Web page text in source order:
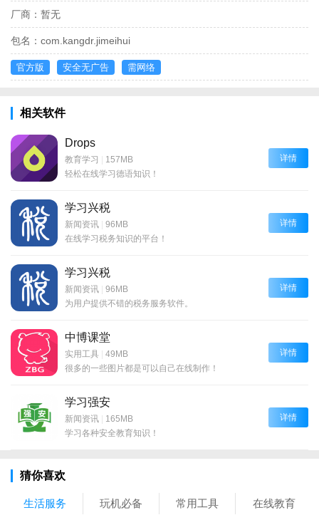
厂商： 暂无
包名： com.kangdr.jimeihui
官方版 安全无广告 需网络
相关软件
Drops
教育学习 | 157MB
轻松在线学习德语知识！
详情
学习兴税
新闻资讯 | 96MB
在线学习税务知识的平台！
详情
学习兴税
新闻资讯 | 96MB
为用户提供不错的税务服务软件。
详情
中博课堂
实用工具 | 49MB
很多的一些图片都是可以自己在线制作！
详情
学习强安
新闻资讯 | 165MB
学习各种安全教育知识！
详情
猜你喜欢
生活服务 玩机必备 常用工具 在线教育